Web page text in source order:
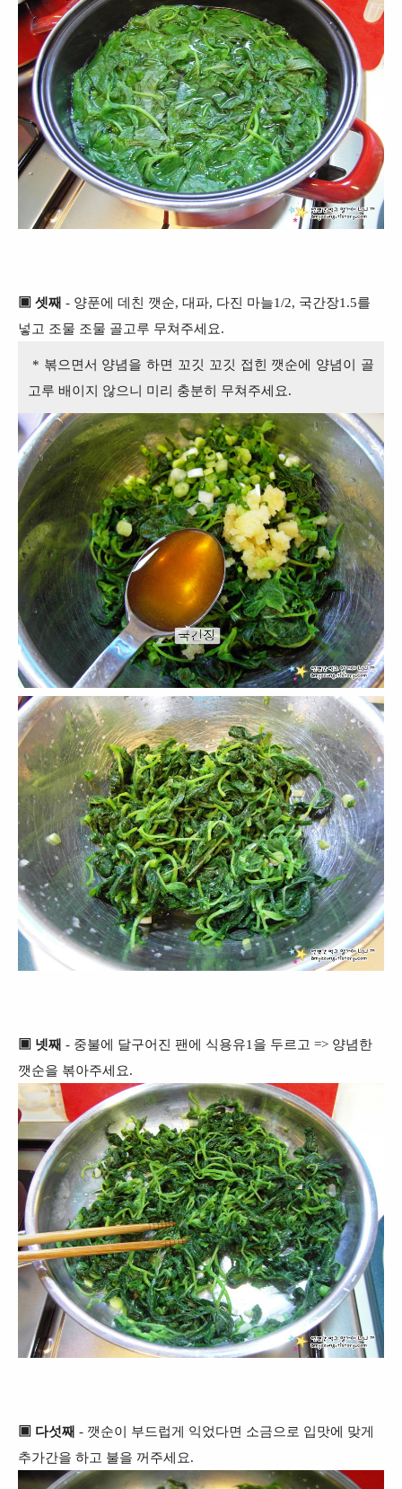
▣ 셋째 - 양푼에 데친 깻순, 대파, 다진 마늘1/2, 국간장1.5를
넣고 조물 조물 골고루 무쳐주세요.
* 볶으면서 양념을 하면 꼬깃 꼬깃 접힌 깻순에 양념이 골
고루 배이지 않으니 미리 충분히 무쳐주세요.
▣ 넷째 - 중불에 달구어진 팬에 식용유1을 두르고 => 양념한
깻순을 볶아주세요.
▣ 다섯째 - 깻순이 부드럽게 익었다면 소금으로 입맛에 맞게
추가간을 하고 불을 꺼주세요.